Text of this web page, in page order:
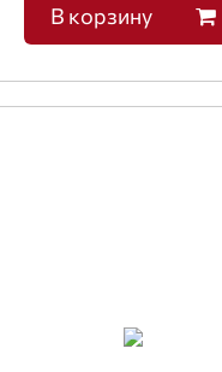
В корзину